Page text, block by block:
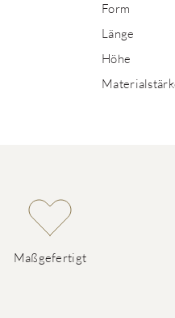
Form
Länge
Höhe
Maßgefertigt